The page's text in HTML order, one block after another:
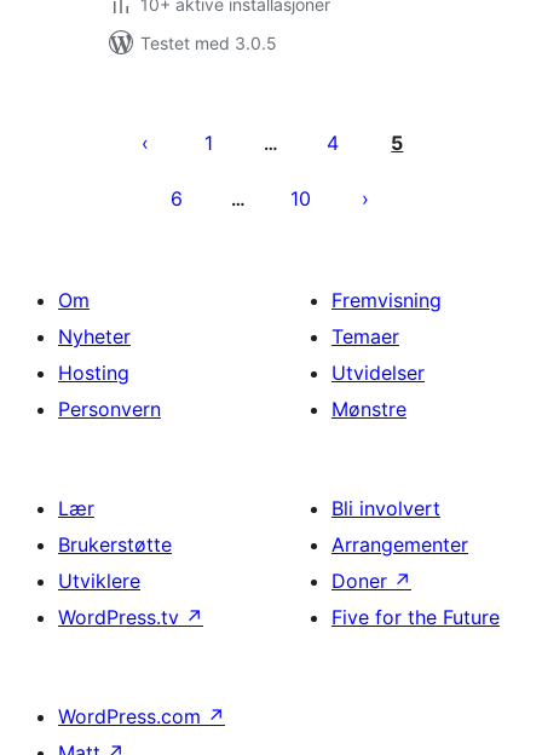
10+ aktive installasjoner
Testet med 3.0.5
1 … 4 5
6 … 10
Om
Nyheter
Hosting
Personvern
Fremvisning
Temaer
Utvidelser
Mønstre
Lær
Brukerstøtte
Utviklere
WordPress.tv ↗
Bli involvert
Arrangementer
Doner ↗
Five for the Future
WordPress.com ↗